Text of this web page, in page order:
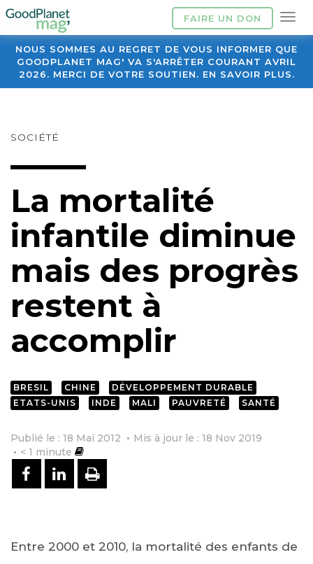
FAIRE UN DON
NOUS SOMMES AU REGRET DE VOUS INFORMER QUE
GOODPLANET MAG' VA S'ARRÊTER COURANT AVRIL
2026. MERCI DE VOTRE SOUTIEN. EN SAVOIR PLUS.
SOCIÉTÉ
La mortalité
infantile diminue
mais des progrès
restent à
accomplir
BRESIL CHINE
DÉVELOPPEMENT DURABLE
ETATS-UNIS
INDE MALI PAUVRETÉ SANTÉ
Publié le : 18 Mai 2012
Mis à jour le : 18 Nov 2019
< 1 minute
PARTAGER SUR FACEBOOK
PARTAGER SUR LINKEDIN
IMPRIMER
Entre 2000 et 2010, la mortalité des enfants de